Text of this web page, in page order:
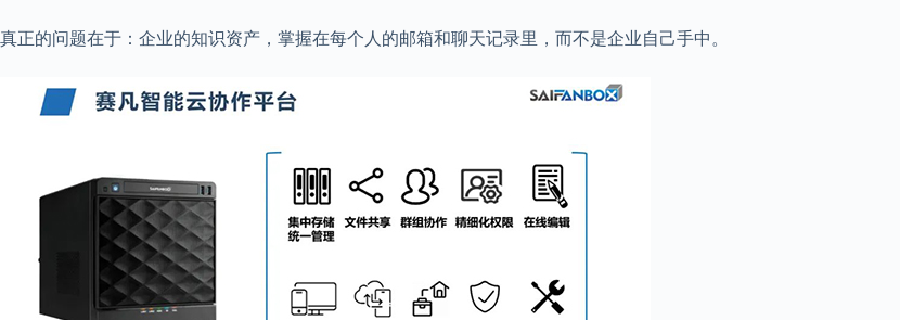
真正的问题在于：企业的知识资产，掌握在每个人的邮箱和聊天记录里，而不是企业自己手中。